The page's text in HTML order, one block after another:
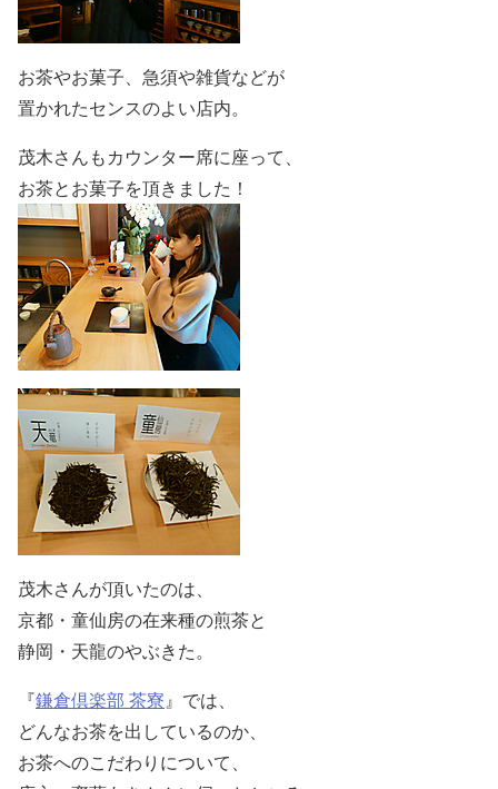
お茶やお菓子、急須や雑貨などが
置かれたセンスのよい店内。
茂木さんもカウンター席に座って、
お茶とお菓子を頂きました！
茂木さんが頂いたのは、
京都・童仙房の在来種の煎茶と
静岡・天龍のやぶきた。
『鎌倉倶楽部 茶寮』では、
どんなお茶を出しているのか、
お茶へのこだわりについて、